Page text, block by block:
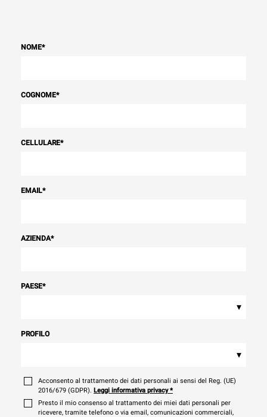
NOME*
COGNOME*
CELLULARE*
EMAIL*
AZIENDA*
PAESE*
▾
PROFILO
▾
Acconsento al trattamento dei dati personali ai sensi del Reg. (UE)
2016/679 (GDPR). Leggi informativa privacy*
Presto il mio consenso al trattamento dei miei dati personali per
ricevere, tramite telefono o via email, comunicazioni commerciali,